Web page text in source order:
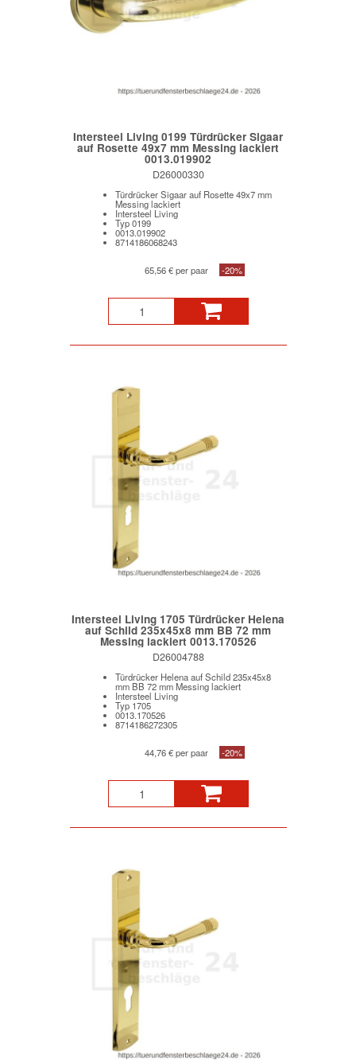
Intersteel Living 0199 Türdrücker Sigaar
auf Rosette 49x7 mm Messing lackiert
0013.019902
D26000330
Türdrücker Sigaar auf Rosette 49x7 mm
Messing lackiert
Intersteel Living
Typ 0199
0013.019902
8714186068243
65,56 € per paar -20%
Intersteel Living 1705 Türdrücker Helena
auf Schild 235x45x8 mm BB 72 mm
Messing lackiert 0013.170526
D26004788
Türdrücker Helena auf Schild 235x45x8
mm BB 72 mm Messing lackiert
Intersteel Living
Typ 1705
0013.170526
8714186272305
44,76 € per paar -20%